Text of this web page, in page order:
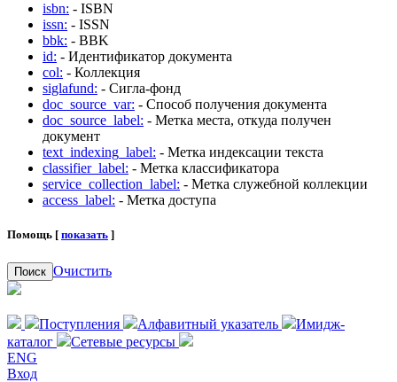
isbn: - ISBN
issn: - ISSN
bbk: - BBK
id: - Идентификатор документа
col: - Коллекция
siglafund: - Сигла-фонд
doc_source_var: - Способ получения документа
doc_source_label: - Метка места, откуда получен
документ
text_indexing_label: - Метка индексации текста
classifier_label: - Метка классификатора
service_collection_label: - Метка служебной коллекции
access_label: - Метка доступа
Помощь [ показать ]
Поиск Очистить
Поступления Алфавитный указатель
Имидж-
каталог
Сетевые ресурсы
ENG
Вход